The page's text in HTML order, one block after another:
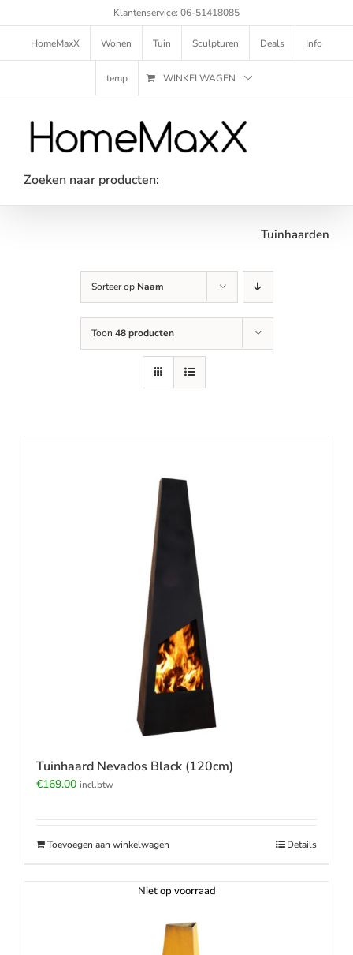
naar
inhoud
Klantenservice: 06-51418085
HomeMaxX Wonen Tuin Sculpturen Deals Info
temp WINKELWAGEN
Zoeken naar producten:
Tuinhaarden
Sorteer op Naam
Toon 48 producten
Tuinhaard Nevados Black (120cm)
€169.00 incl.btw
Toevoegen aan winkelwagen Details
Niet op voorraad